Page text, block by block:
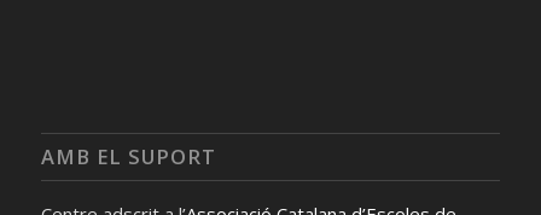
AMB EL SUPORT